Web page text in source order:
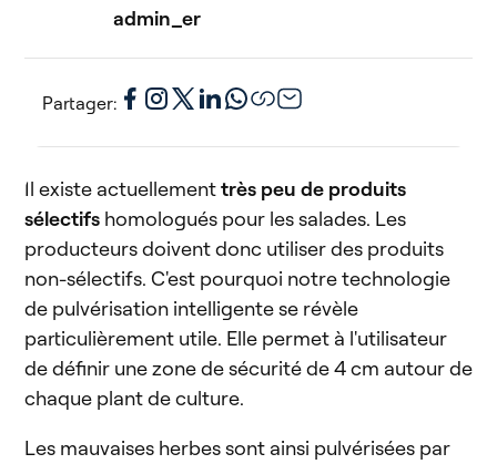
admin_er
Partager:
Il existe actuellementtrès peu de produits
sélectifs homologués pour les salades. Les
producteurs doivent donc utiliser des produits
non-sélectifs. C'est pourquoi notre technologie
de pulvérisation intelligente se révèle
particulièrement utile. Elle permet à l'utilisateur
de définir une zone de sécurité de 4 cm autour de
chaque plant de culture.
Les mauvaises herbes sont ainsi pulvérisées par